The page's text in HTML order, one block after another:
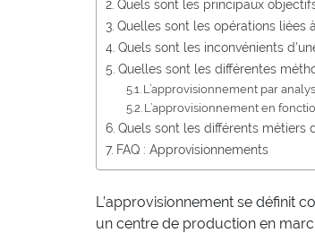
Quels sont les principaux
Quelles sont les opérations liées
Quels sont les inconvénients
Quelles sont les différentes
L’approvisionnement par
L’approvisionnement en
Quels sont les différents métiers
FAQ : Approvisionnements
L’approvisionnement se définit
un centre de production en